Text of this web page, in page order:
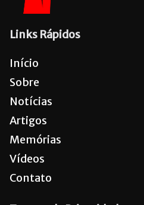
Links Rápidos
Início
Sobre
Notícias
Artigos
Memórias
Vídeos
Contato